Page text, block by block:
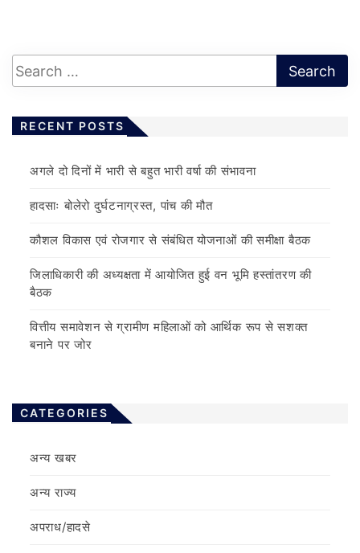
RECENT POSTS
अगले दो दिनों में भारी से बहुत भारी वर्षा की संभावना
हादसाः बोलेरो दुर्घटनाग्रस्त, पांच की मौत
कौशल विकास एवं रोजगार से संबंधित योजनाओं की समीक्षा बैठक
जिलाधिकारी की अध्यक्षता में आयोजित हुई वन भूमि हस्तांतरण की
बैठक
वित्तीय समावेशन से ग्रामीण महिलाओं को आर्थिक रूप से सशक्त
बनाने पर जोर
CATEGORIES
अन्य खबर
अन्य राज्य
अपराध/हादसे